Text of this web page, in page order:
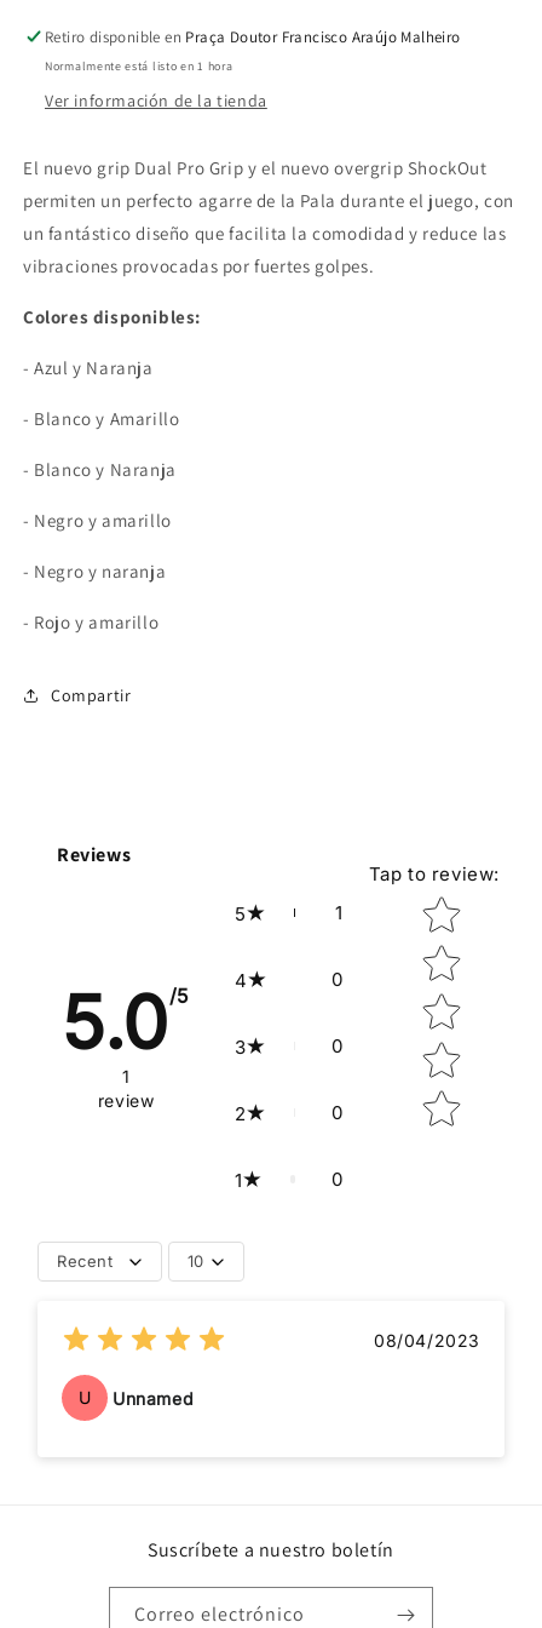
Retiro disponible en Praça Doutor Francisco Araújo Malheiro
Normalmente está listo en 1 hora
Ver información de la tienda
El nuevo grip Dual Pro Grip y el nuevo overgrip ShockOut
permiten un perfecto agarre de la Pala durante el juego, con
un fantástico diseño que facilita la comodidad y reduce las
vibraciones provocadas por fuertes golpes.
Colores disponibles:
- Azul y Naranja
- Blanco y Amarillo
- Blanco y Naranja
- Negro y amarillo
- Negro y naranja
- Rojo y amarillo
Compartir
Reviews
5.0/5
1
review
5 1
4 0
3 0
2 0
1 0
Tap to review:
Star rating
Recent 10
08/04/2023
U Unnamed
Suscríbete a nuestro boletín
Correo electrónico